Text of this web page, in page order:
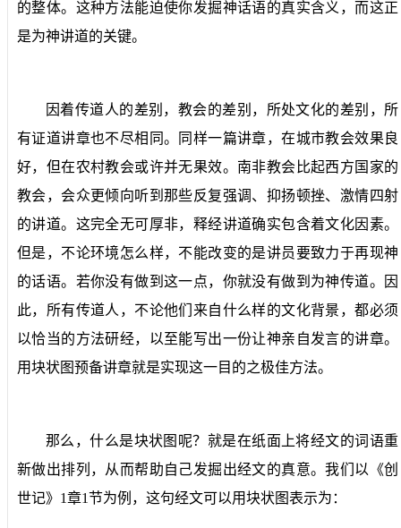
的整体。这种方法能迫使你发掘神话语的真实含义，而这正
是为神讲道的关键。
因着传道人的差别，教会的差别，所处文化的差别，所
有证道讲章也不尽相同。同样一篇讲章，在城市教会效果良
好，但在农村教会或许并无果效。南非教会比起西方国家的
教会，会众更倾向听到那些反复强调、抑扬顿挫、激情四射
的讲道。这完全无可厚非，释经讲道确实包含着文化因素。
但是，不论环境怎么样，不能改变的是讲员要致力于再现神
的话语。若你没有做到这一点，你就没有做到为神传道。因
此，所有传道人，不论他们来自什么样的文化背景，都必须
以恰当的方法研经，以至能写出一份让神亲自发言的讲章。
用块状图预备讲章就是实现这一目的之极佳方法。
那么，什么是块状图呢？就是在纸面上将经文的词语重
新做出排列，从而帮助自己发掘出经文的真意。我们以《创
世记》 1章1节为例，这句经文可以用块状图表示为：